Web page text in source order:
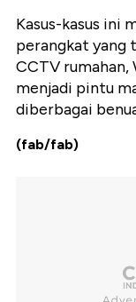
Kasus-kasus ini
perangkat yang
CCTV rumahan,
menjadi pintu
diberbagai
(fab/fab)